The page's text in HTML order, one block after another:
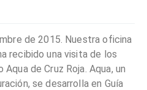
de 2015. Nuestra oficina
recibido una visita de los
de Cruz Roja. Aqua, un
se desarrolla en Guía